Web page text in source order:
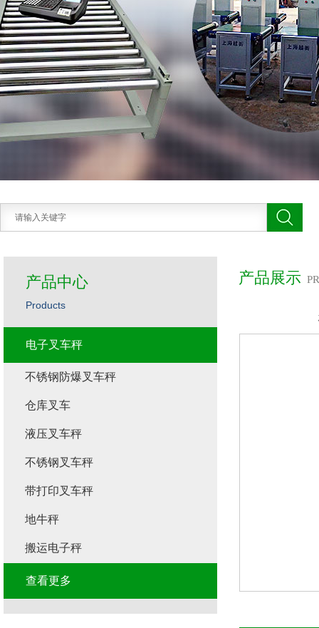
产品展示
产品中心
Products
电子叉车秤
不锈钢防爆叉车秤
仓库叉车
液压叉车秤
不锈钢叉车秤
带打印叉车秤
地牛秤
搬运电子秤
查看更多